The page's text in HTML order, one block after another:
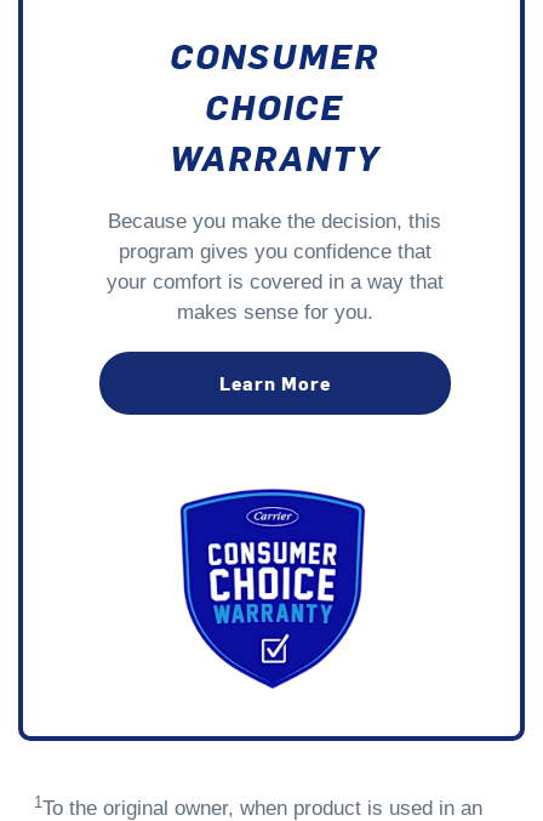
CONSUMER
CHOICE
WARRANTY
Because you make the decision, this
program gives you confidence that
your comfort is covered in a way that
makes sense for you.
Learn More
1To the original owner, when product is used in an